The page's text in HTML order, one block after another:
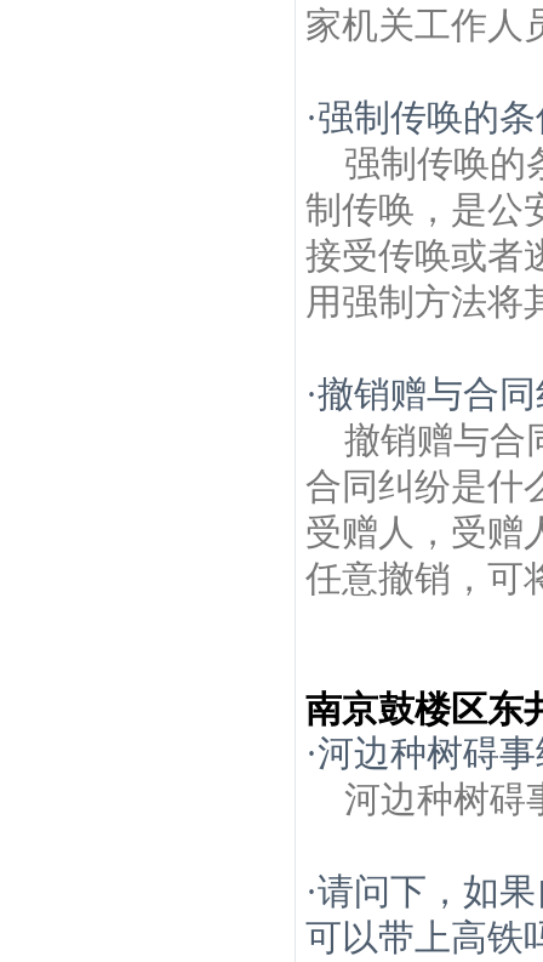
家机关工作人
·强制传唤的
强制传唤的
制传唤，是公
接受传唤或者
用强制方法将
·撤销赠与合
撤销赠与合
合同纠纷是什
受赠人，受赠
任意撤销，可
南京鼓楼区东
·河边种树碍
河边种树碍
·请问下，如
可以带上高铁